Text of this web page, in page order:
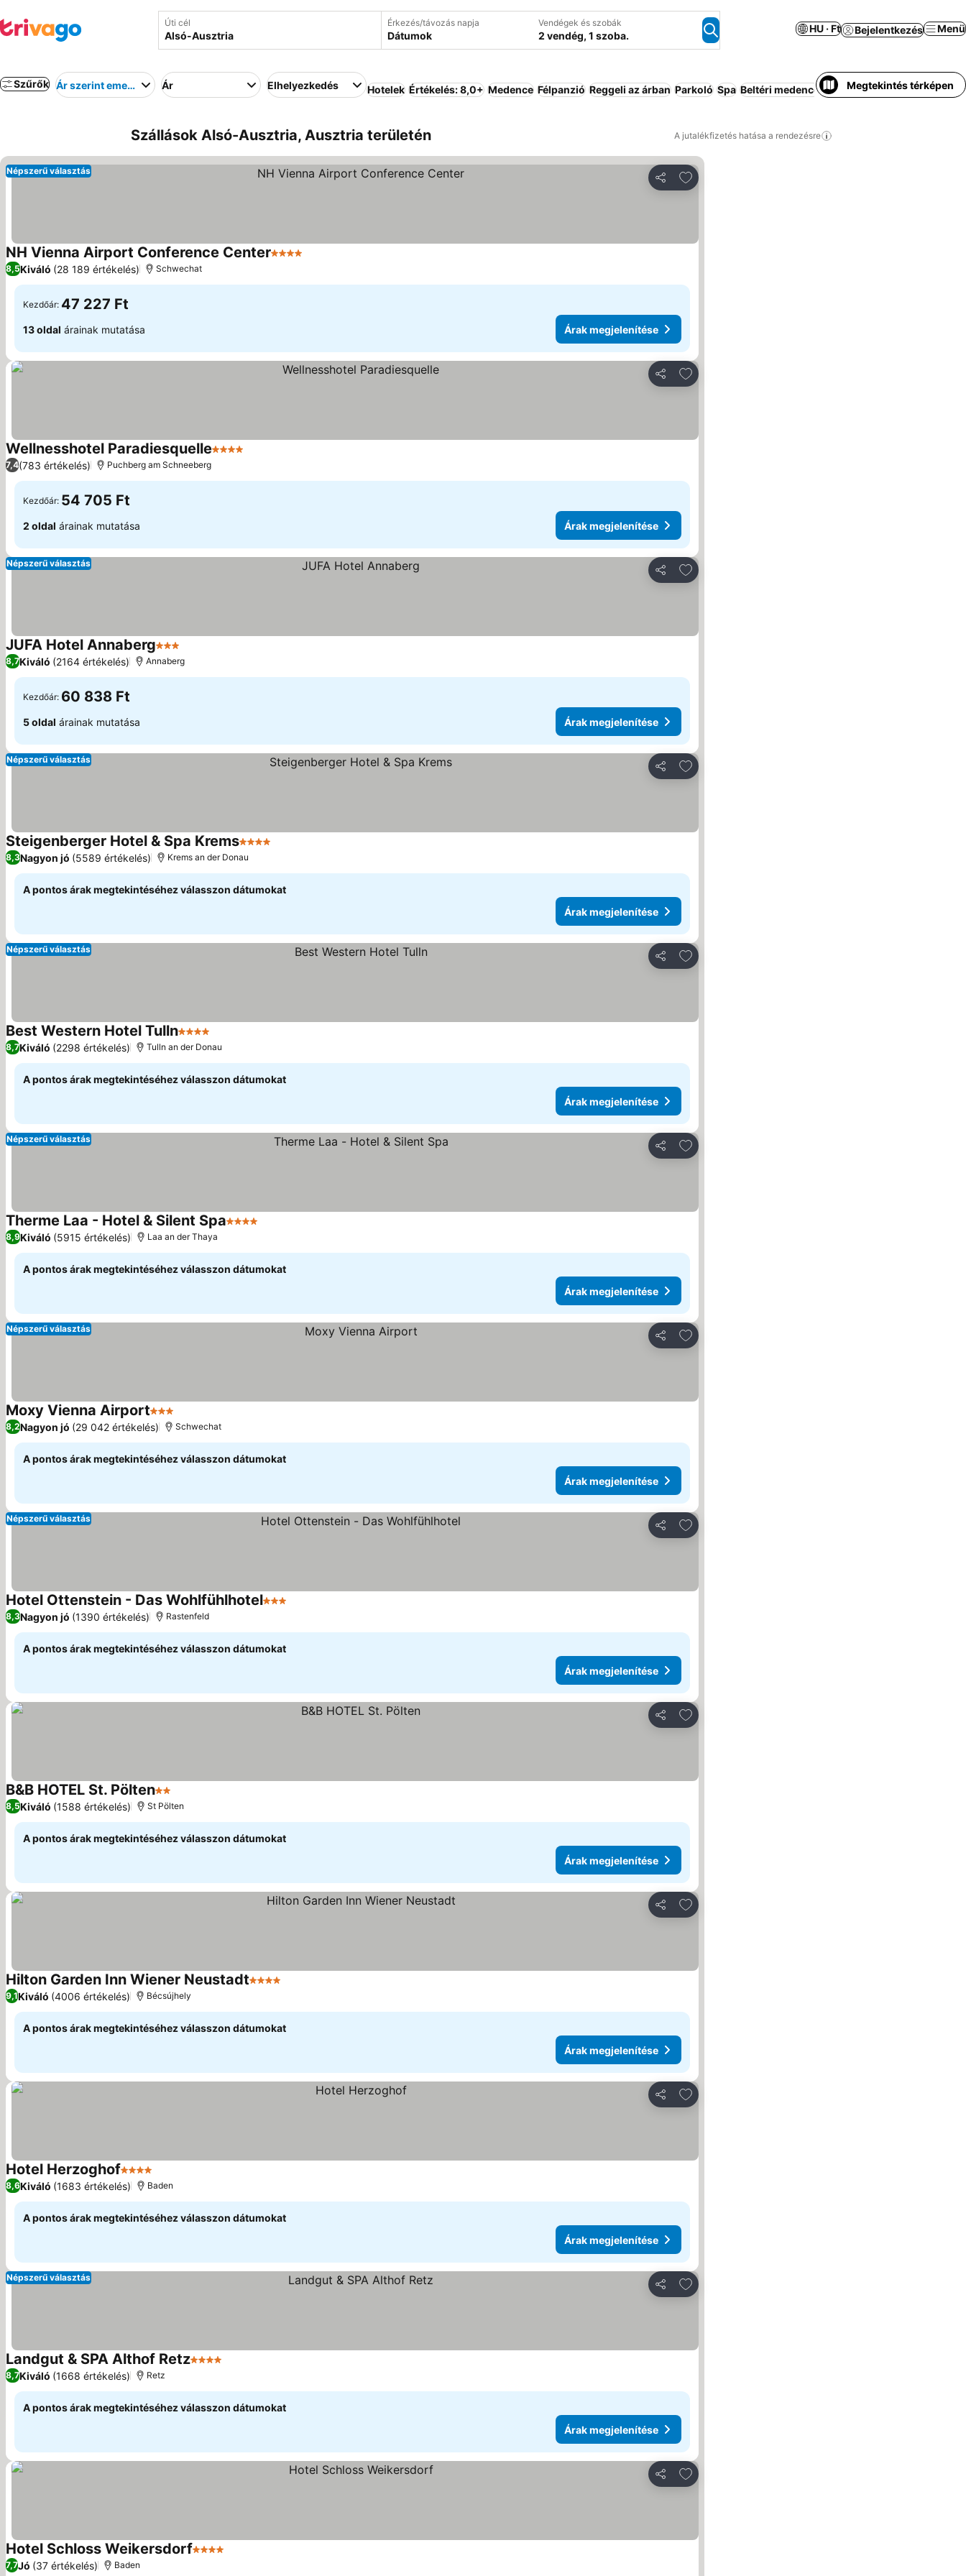
Úti cél Érkezés/távozás napja
Dátumok
Vendégek és szobák
2 vendég, 1 szoba.
HU · Ft Bejelentkezés Menü
Szűrők Ár szerint emelkedő Ár Elhelyezkedés Hotelek Értékelés: 8,0+ Medence Félpanzió Reggeli az árban Parkoló Spa Beltéri medence Apartmanhotel
Megtekintés térképen
Szállások Alsó-Ausztria, Ausztria területén A jutalékfizetés hatása a rendezésre
Megosztás
Hozzáadás a kedvencekhez
Népszerű választás
NH Vienna Airport Conference Center4 Kategória
8,5Kiváló (28 189 értékelés) Schwechat
Kezdőár: 47 227 Ft
13 oldal árainak mutatása Árak megjelenítése
Megosztás
Hozzáadás a kedvencekhez
Wellnesshotel Paradiesquelle4 Kategória
7,4(783 értékelés) Puchberg am Schneeberg
Kezdőár: 54 705 Ft
2 oldal árainak mutatása Árak megjelenítése
Megosztás
Hozzáadás a kedvencekhez
Népszerű választás
JUFA Hotel Annaberg3 Kategória
8,7Kiváló (2164 értékelés) Annaberg
Kezdőár: 60 838 Ft
5 oldal árainak mutatása Árak megjelenítése
Megosztás
Hozzáadás a kedvencekhez
Népszerű választás
Steigenberger Hotel & Spa Krems4 Kategória
8,3Nagyon jó (5589 értékelés) Krems an der Donau
A pontos árak megtekintéséhez válasszon dátumokat
Árak megjelenítése
Megosztás
Hozzáadás a kedvencekhez
Népszerű választás
Best Western Hotel Tulln4 Kategória
8,7Kiváló (2298 értékelés) Tulln an der Donau
A pontos árak megtekintéséhez válasszon dátumokat
Árak megjelenítése
Megosztás
Hozzáadás a kedvencekhez
Népszerű választás
Therme Laa - Hotel & Silent Spa4 Kategória
8,9Kiváló (5915 értékelés) Laa an der Thaya
A pontos árak megtekintéséhez válasszon dátumokat
Árak megjelenítése
Megosztás
Hozzáadás a kedvencekhez
Népszerű választás
Moxy Vienna Airport3 Kategória
8,2Nagyon jó (29 042 értékelés) Schwechat
A pontos árak megtekintéséhez válasszon dátumokat
Árak megjelenítése
Megosztás
Hozzáadás a kedvencekhez
Népszerű választás
Hotel Ottenstein - Das Wohlfühlhotel3 Kategória
8,3Nagyon jó (1390 értékelés) Rastenfeld
A pontos árak megtekintéséhez válasszon dátumokat
Árak megjelenítése
Megosztás
Hozzáadás a kedvencekhez
B&B HOTEL St. Pölten2 Kategória
8,5Kiváló (1588 értékelés) St Pölten
A pontos árak megtekintéséhez válasszon dátumokat
Árak megjelenítése
Megosztás
Hozzáadás a kedvencekhez
Hilton Garden Inn Wiener Neustadt4 Kategória
9,1Kiváló (4006 értékelés) Bécsújhely
A pontos árak megtekintéséhez válasszon dátumokat
Árak megjelenítése
Megosztás
Hozzáadás a kedvencekhez
Hotel Herzoghof4 Kategória
8,6Kiváló (1683 értékelés) Baden
A pontos árak megtekintéséhez válasszon dátumokat
Árak megjelenítése
Megosztás
Hozzáadás a kedvencekhez
Népszerű választás
Landgut & SPA Althof Retz4 Kategória
8,7Kiváló (1668 értékelés) Retz
A pontos árak megtekintéséhez válasszon dátumokat
Árak megjelenítése
Megosztás
Hozzáadás a kedvencekhez
Hotel Schloss Weikersdorf4 Kategória
7,7Jó (37 értékelés) Baden